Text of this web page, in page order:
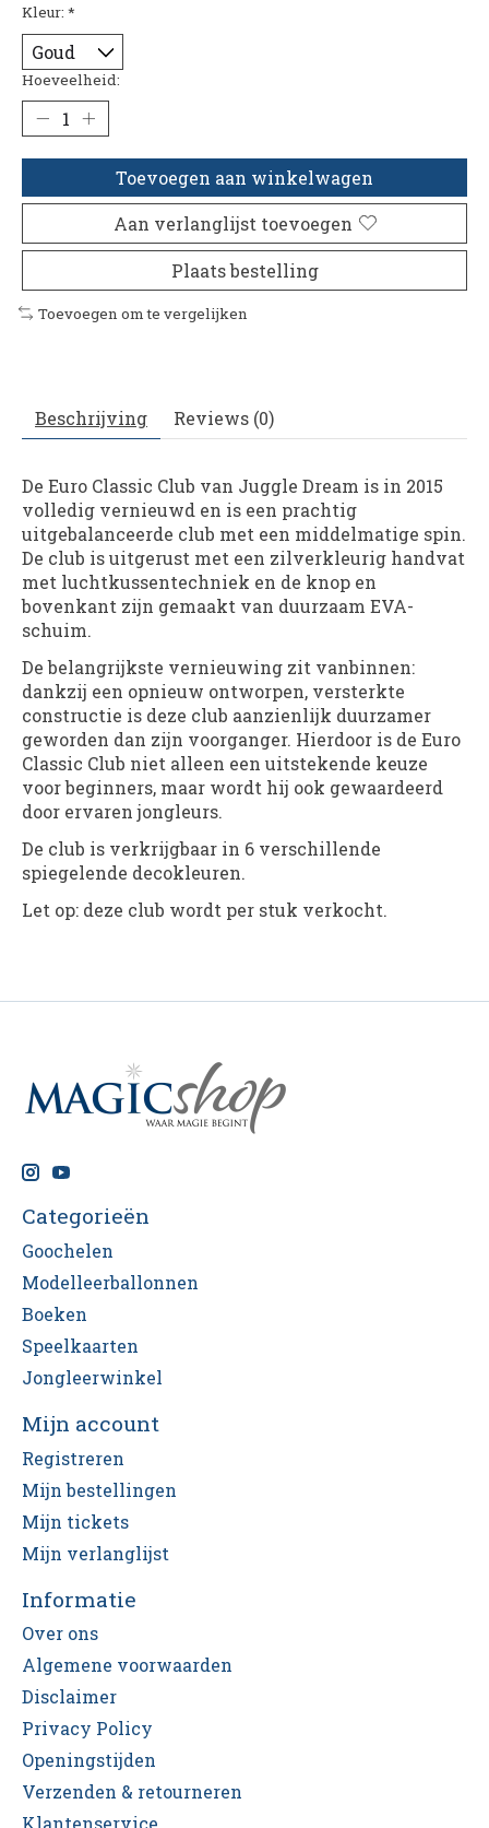
Kleur: *
Hoeveelheid:
Toevoegen aan winkelwagen
Aan verlanglijst toevoegen
Plaats bestelling
Toevoegen om te vergelijken
Beschrijving Reviews (0)
De Euro Classic Club van Juggle Dream is in 2015
volledig vernieuwd en is een prachtig
uitgebalanceerde club met een middelmatige spin.
De club is uitgerust met een zilverkleurig handvat
met luchtkussentechniek en de knop en
bovenkant zijn gemaakt van duurzaam EVA-
schuim.
De belangrijkste vernieuwing zit vanbinnen:
dankzij een opnieuw ontworpen, versterkte
constructie is deze club aanzienlijk duurzamer
geworden dan zijn voorganger. Hierdoor is de Euro
Classic Club niet alleen een uitstekende keuze
voor beginners, maar wordt hij ook gewaardeerd
door ervaren jongleurs.
De club is verkrijgbaar in 6 verschillende
spiegelende decokleuren.
Let op: deze club wordt per stuk verkocht.
Categorieën
Goochelen
Modelleerballonnen
Boeken
Speelkaarten
Jongleerwinkel
Mijn account
Registreren
Mijn bestellingen
Mijn tickets
Mijn verlanglijst
Informatie
Over ons
Algemene voorwaarden
Disclaimer
Privacy Policy
Openingstijden
Verzenden & retourneren
Klantenservice